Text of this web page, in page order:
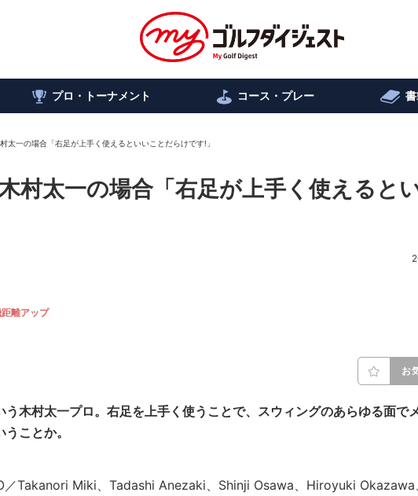
プロ・トーナメント コース・プレー
太一の場合「右足が上手く使えるといいことだらけです!」
村太一の場合「右足が上手く使えると
離アップ
お
木村太一プロ。右足を上手く使うことで、スウィングのあらゆる面で
ことか。
Takanori Miki、Tadashi Anezaki、Shinji Osawa、Hiroyuki Okazawa